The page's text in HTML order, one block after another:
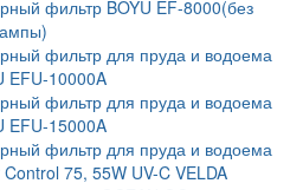
фильтр BOYU EF-8000(без
фильтр для пруда и водоема
EFU-10000A
фильтр для пруда и водоема
EFU-15000A
фильтр для пруда и водоема
75, 55W UV-C VELDA